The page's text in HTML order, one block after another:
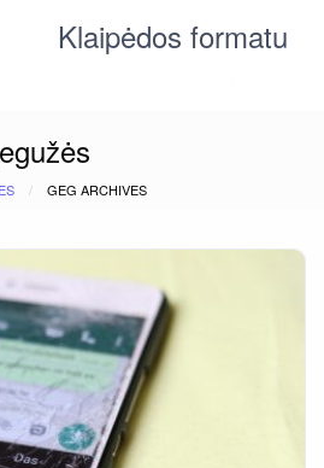
Klaipėdos formatu
GEG ARCHIVES